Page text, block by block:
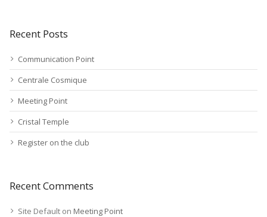
Recent Posts
Communication Point
Centrale Cosmique
Meeting Point
Cristal Temple
Register on the club
Recent Comments
Site Default on Meeting Point